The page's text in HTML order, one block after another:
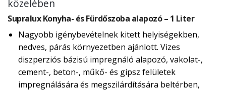
közelében
Supralux Konyha- és Fürdőszoba alapozó – 1 Liter
Nagyobb igénybevételnek kitett helyiségekben,
nedves, párás környezetben ajánlott. Vizes
diszperziós bázisú impregnáló alapozó, vakolat-,
cement-, beton-, műkő- és gipsz felületek
impregnálására és megszilárdítására beltérben,